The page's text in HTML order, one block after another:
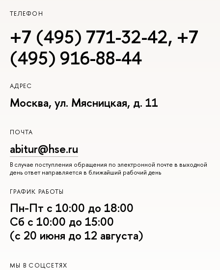
ТЕЛЕФОН
+7 (495) 771-32-42, +7
(495) 916-88-44
АДРЕС
Москва, ул. Мясницкая, д. 11
ПОЧТА
abitur@hse.ru
В случае поступления обращения по электронной почте в выходной
день ответ направляется в ближайший рабочий день
ГРАФИК РАБОТЫ
Пн-Пт с 10:00 до 18:00
Сб с 10:00 до 15:00
(с 20 июня до 12 августа)
МЫ В СОЦСЕТЯХ